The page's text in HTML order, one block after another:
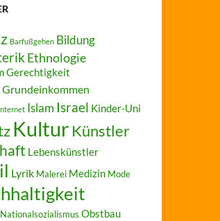
Barfußgehen Bildung
Ethnologie
Gerechtigkeit
Grundeinkommen
Islam Israel Kinder-Uni
Kultur Künstler
Lebenskünstler
Lyrik Malerei Medizin Mode
Nationalsozialismus Obstbau